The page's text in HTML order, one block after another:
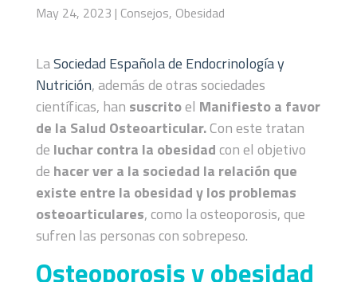
May 24, 2023 | Consejos, Obesidad
LaSociedad Española de Endocrinología y
Nutrición, además de otras sociedades
científicas, han suscritoel Manifiesto a favor
de la Salud Osteoarticular.Con este tratan
de luchar contra la obesidadcon el objetivo
de hacer ver a la sociedad la relación que
existe entre la obesidad y los problemas
osteoarticulares, como la osteoporosis, que
sufren las personas con sobrepeso.
Osteoporosis y obesidad